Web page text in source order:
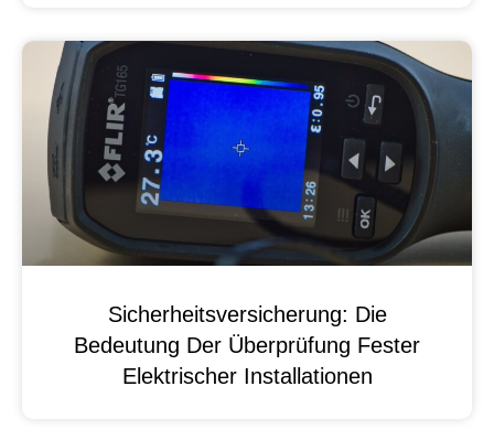
Sicherheitsversicherung: Die
Bedeutung Der Überprüfung Fester
Elektrischer Installationen